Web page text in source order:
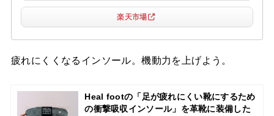
楽天市場
疲れにくくなるインソール。機動力を上げよう。
Heal footの「足が疲れにくい靴にするため
の衝撃吸収インソール」を革靴に装備した